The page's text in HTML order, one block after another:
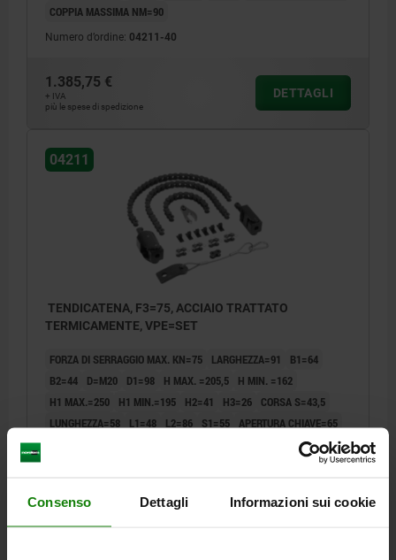
Consenso Dettagli Informazioni sui cookie
COPPIA MASSIMA NM=90
Numero d’ordine: 04211-40
1.385,75 €
+ IVA
più le spese di spedizione
DETTAGLI
04211
TENDICATENA, F3=75, ACCIAIO TRATTATO
TERMICAMENTE, VPE=SET
FORZA DI SERRAGGIO MAX. KN=75 LARGHEZZA=91
B1=64
B2=44
D=M20 D1=98 H MAX. =205,5
H MIN. =162
H1 MAX.=250
H1 MIN.=195 H2=41 H3=26
CORSA S=43,5
LUNGHEZZA=58
L1=48 L2=86 S1=55 APERTURA CHIAVE=65
+ IVA